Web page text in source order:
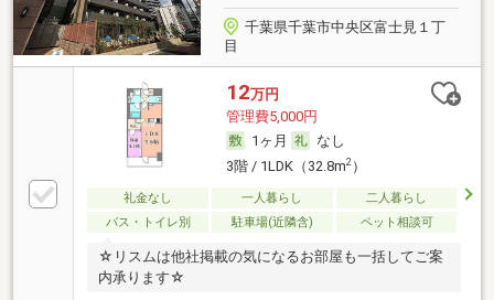
千葉県千葉市中央区富士見１丁
目
12万円
管理費5,000円
1ヶ月
なし
3階 / 1LDK（32.8m2）
礼金なし 一人暮らし
二人暮らし
バス・トイレ別
駐車場(近隣含) ペット相談可
☆リスムは他社掲載の気になるお部屋も一括してご案
内承ります☆